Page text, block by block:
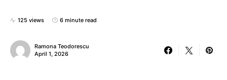
125 views 6 minute read
Ramona Teodorescu
April 1, 2026